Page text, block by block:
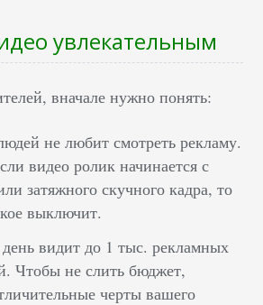
увлекательным
вначале нужно понять:
не любит смотреть рекламу.
видео ролик начинается с
затяжного скучного кадра, то
выключит.
видит до 1 тыс. рекламных
Чтобы не слить бюджет,
черты вашего